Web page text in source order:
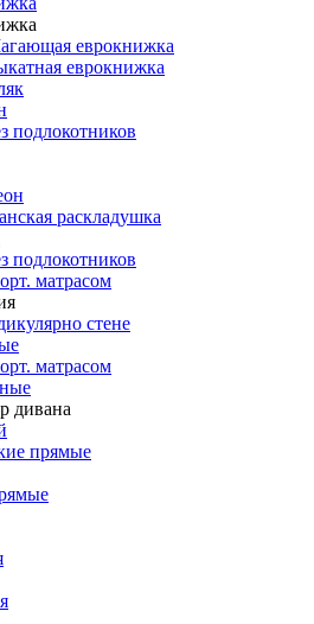
еврокнижка
еврокнижка
подлокотников
раскладушка
подлокотников
матрасом
стене
матрасом
дивана
прямые